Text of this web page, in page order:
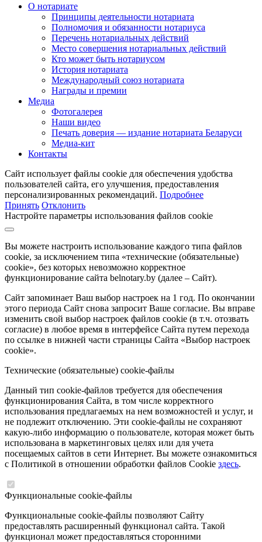
О нотариате
Принципы деятельности нотариата
Полномочия и обязанности нотариуса
Перечень нотариальных действий
Место совершения нотариальных действий
Кто может быть нотариусом
История нотариата
Международный союз нотариата
Награды и премии
Медиа
Фотогалерея
Наши видео
Печать доверия — издание нотариата Беларуси
Медиа-кит
Контакты
Сайт использует файлы cookie для обеспечения удобства
пользователей сайта, его улучшения, предоставления
персонализированных рекомендаций. Подробнее
Принять Отклонить
Настройте параметры использования файлов cookie
Вы можете настроить использование каждого типа файлов
cookie, за исключением типа «технические (обязательные)
cookie», без которых невозможно корректное
функционирование сайта belnotary.by (далее – Сайт).
Сайт запоминает Ваш выбор настроек на 1 год. По окончании
этого периода Сайт снова запросит Ваше согласие. Вы вправе
изменить свой выбор настроек файлов cookie (в т.ч. отозвать
согласие) в любое время в интерфейсе Сайта путем перехода
по ссылке в нижней части страницы Сайта «Выбор настроек
cookie».
Технические (обязательные) cookie-файлы
Данный тип cookie-файлов требуется для обеспечения
функционирования Сайта, в том числе корректного
использования предлагаемых на нем возможностей и услуг, и
не подлежит отключению. Эти cookie-файлы не сохраняют
какую-либо информацию о пользователе, которая может быть
использована в маркетинговых целях или для учета
посещаемых сайтов в сети Интернет. Вы можете ознакомиться
с Политикой в отношении обработки файлов Cookie здесь.
Функциональные cookie-файлы
Функциональные cookie-файлы позволяют Сайту
предоставлять расширенный функционал сайта. Такой
функционал может предоставляться сторонними